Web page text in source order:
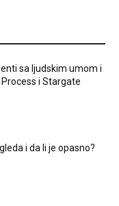
sa ljudskim umom i
i Stargate
i da li je opasno?